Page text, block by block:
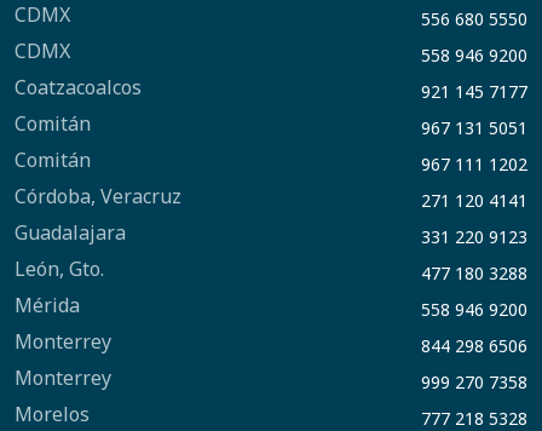
CDMX 556 680 5550
CDMX 558 946 9200
Coatzacoalcos 921 145 7177
Comitán 967 131 5051
Comitán 967 111 1202
Córdoba, Veracruz 271 120 4141
Guadalajara 331 220 9123
León, Gto. 477 180 3288
Mérida 558 946 9200
Monterrey 844 298 6506
Monterrey 999 270 7358
Morelos 777 218 5328